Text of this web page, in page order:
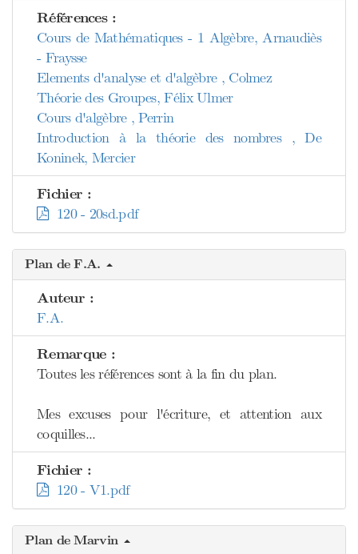
Références :
Cours de Mathématiques - 1 Algèbre, Arnaudiès
- Fraysse
Elements d'analyse et d'algèbre , Colmez
Théorie des Groupes, Félix Ulmer
Cours d'algèbre , Perrin
Introduction à la théorie des nombres , De
Koninek, Mercier
Fichier :
120 - 20sd.pdf
Plan de F.A.
Auteur :
F.A.
Remarque :
Toutes les références sont à la fin du plan.
Mes excuses pour l'écriture, et attention aux
coquilles...
Fichier :
120 - V1.pdf
Plan de Marvin